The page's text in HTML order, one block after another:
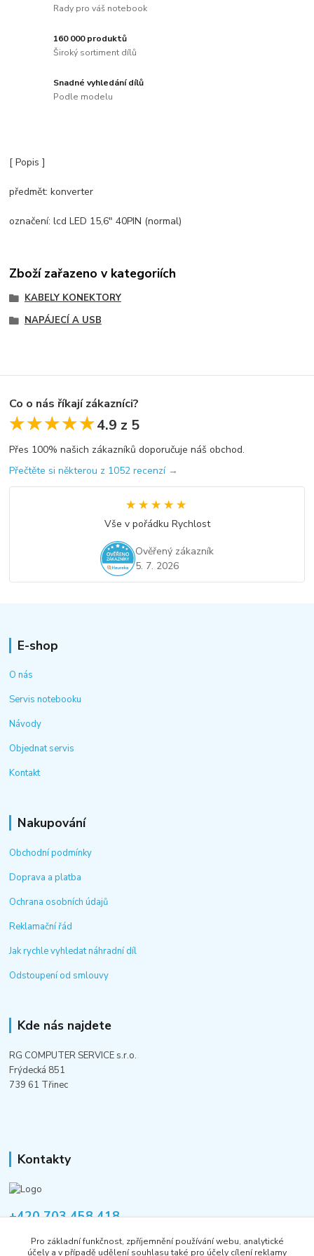
Rady pro váš notebook
160 000 produktů
Široký sortiment dílů
Snadné vyhledání dílů
Podle modelu
[ Popis ]
předmět: konverter
označení: lcd LED 15,6" 40PIN (normal)
Zboží zařazeno v kategoriích
KABELY KONEKTORY
NAPÁJECÍ A USB
Co o nás říkají zákazníci?
★★★★★
★★★★★4.9 z 5
Přes 100% našich zákazníků doporučuje náš obchod.
Přečtěte si některou z 1052 recenzí →
★★★★★
★★★★★
Vše v pořádku Rychlost
Ověřený zákazník
5. 7. 2026
E-shop
O nás
Servis notebooku
Návody
Objednat servis
Kontakt
Nakupování
Obchodní podmínky
Doprava a platba
Ochrana osobních údajů
Reklamační řád
Jak rychle vyhledat náhradní díl
Odstoupení od smlouvy
Kde nás najdete
RG COMPUTER SERVICE s.r.o.
Frýdecká 851
739 61 Třinec
Kontakty
+420 703 458 418
Pro základní funkčnost, zpříjemnění používání webu, analytické
účely a v případě udělení souhlasu také pro účely cílení reklamy